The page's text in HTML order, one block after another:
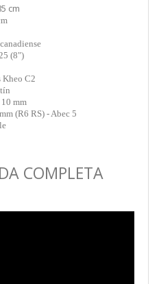
cm
(8")
Kheo C2
mm
(R6 RS) - Abec 5
COMPLETA